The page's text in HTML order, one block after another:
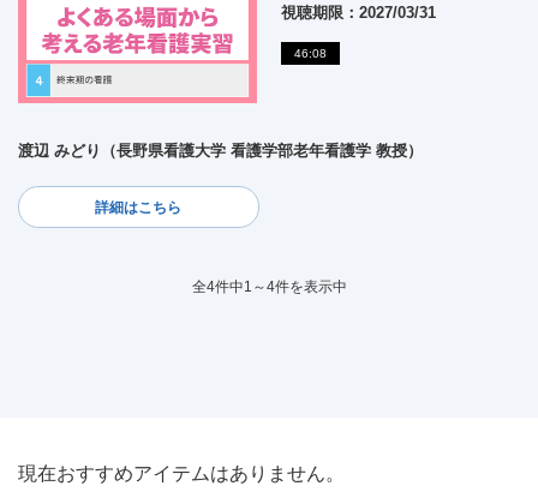
視聴期限：2027/03/31
46:08
渡辺 みどり（長野県看護大学 看護学部老年看護学 教授）
詳細はこちら
全4件中1～4件を表示中
現在おすすめアイテムはありません。